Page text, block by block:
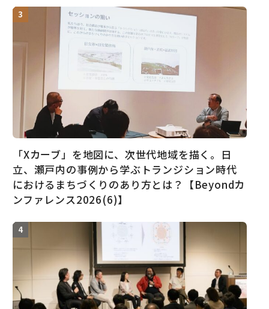
「Xカーブ」を地図に、次世代地域を描く。日
立、瀬戸内の事例から学ぶトランジション時代
におけるまちづくりのあり方とは？【Beyondカ
ンファレンス2026(6)】